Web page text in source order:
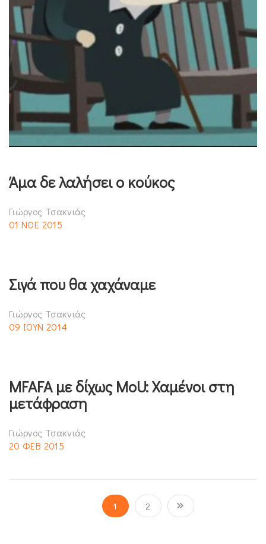
Άμα δε λαλήσει ο κούκος
Γιώργος Τσακνιάς
01 ΝΟΕ 2015
Σιγά που θα χαχάναμε
Γιώργος Τσακνιάς
09 ΙΟΥΝ 2014
MFAFA με δίχως MoU: Χαμένοι στη
μετάφραση
Γιώργος Τσακνιάς
20 ΦΕΒ 2015
1 2